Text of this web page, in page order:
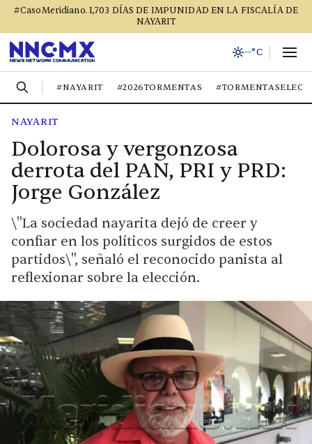
#CasoMeridiano. 1,703 DÍAS DE IMPUNIDAD EN LA FISCALÍA DE
NAYARIT
--°C
#NAYARIT #2026TORMENTAS
NAYARIT
Dolorosa y vergonzosa
derrota del PAN, PRI y PRD:
Jorge González
\"La sociedad nayarita dejó de creer y
confiar en los políticos surgidos de estos
partidos\", señaló el reconocido panista al
reflexionar sobre la elección.